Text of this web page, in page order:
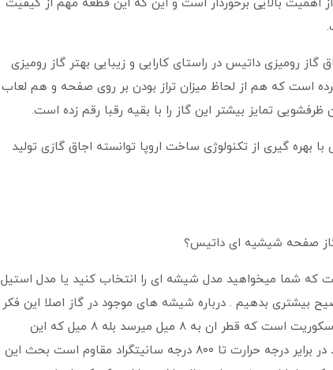
اهمیت بالایی برخوردار است و این که این قطعه مهم از کیفیت
رومیزی داتیس در راستای کارایی و زیبایی بهتر گاز رومیزی
است که هم از لحاظ میزان تراز بودن بر روی صفحه و هم لعاب
تمایز بیشتر این گاز را با بقیه رقبا رقم زده است.
بهره گیری از تکنولوژی ساخت اروپا توانسته اجاق گازی تولید
صفحه شیشیه ای داتیس؟
شما میخواهید مدل شیشه ای را انتخاب کنید یا مدل استیل
بیشتری بدهیم . درباره شیشه های موجود در گاز اصلا این فکر
را نکنید که شکننده است باید بدانید که شیشه ان سکوریت است که قطر ان به ۸ میل میرسد بله ۸ میل که این
شیشه ها در عین کیفیت بسیار بالا و زیادی که دارد در برایر درجه حرارت تا ۸۰۰ درجه سانیتگراد مقاوم است بحث این